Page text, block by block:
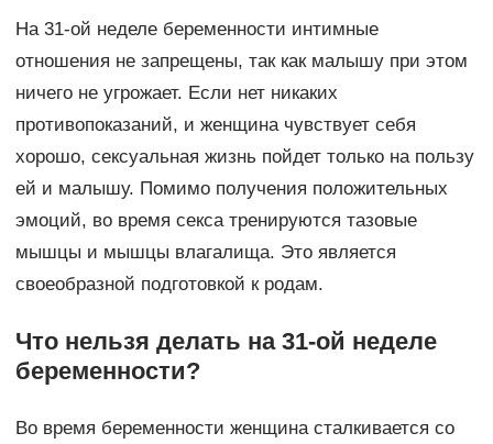
На 31-ой неделе беременности интимные
отношения не запрещены, так как малышу при этом
ничего не угрожает. Если нет никаких
противопоказаний, и женщина чувствует себя
хорошо, сексуальная жизнь пойдет только на пользу
ей и малышу. Помимо получения положительных
эмоций, во время секса тренируются тазовые
мышцы и мышцы влагалища. Это является
своеобразной подготовкой к родам.
Что нельзя делать на 31-ой неделе
беременности?
Во время беременности женщина сталкивается со